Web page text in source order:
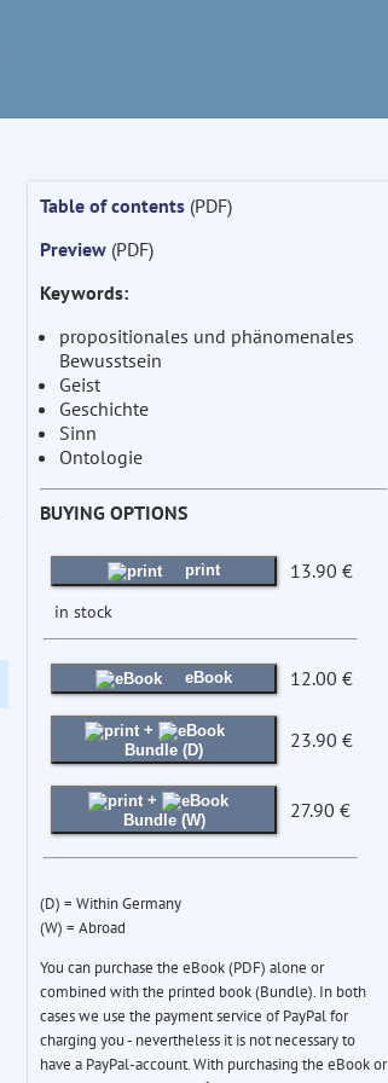
Table of contents(PDF)
Preview(PDF)
Keywords:
propositionales und phänomenales
Bewusstsein
Geist
Geschichte
Sinn
Ontologie
BUYING OPTIONS
print 13.90 €
in stock
eBook 12.00 €
+
Bundle (D)
23.90 €
+
Bundle (W)
27.90 €
(D) = Within Germany
(W) = Abroad
You can purchase the eBook (PDF) alone or
combined with the printed book (Bundle). In both
cases we use the payment service of PayPal for
charging you - nevertheless it is not necessary to
have a PayPal-account. With purchasing the eBook or